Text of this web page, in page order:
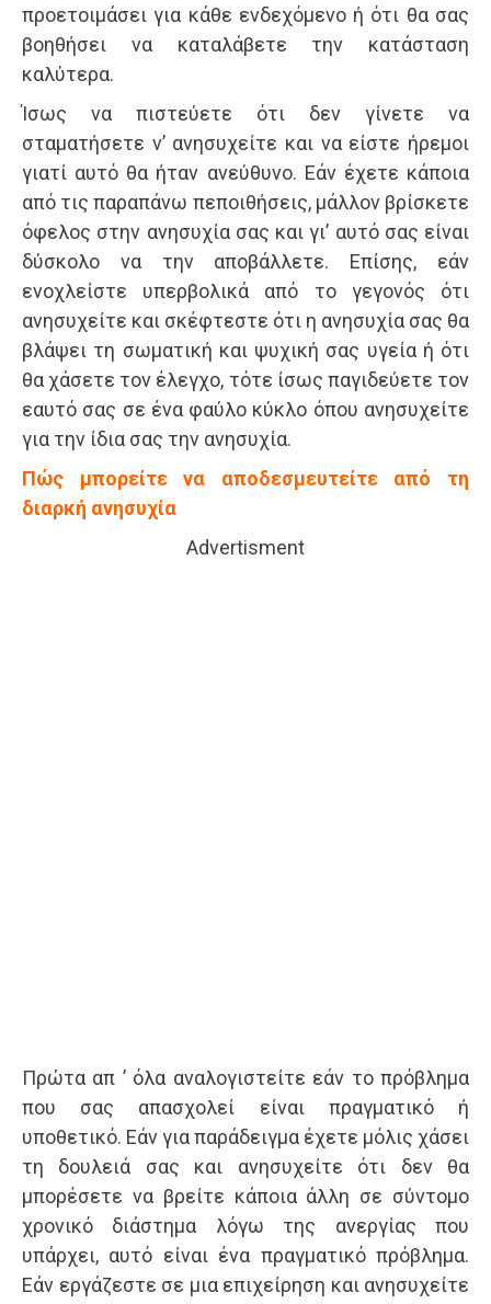
προετοιμάσει για κάθε ενδεχόμενο ή ότι θα σας
βοηθήσει να καταλάβετε την κατάσταση
καλύτερα.
Ίσως να πιστεύετε ότι δεν γίνετε να
σταματήσετε ν’ ανησυχείτε και να είστε ήρεμοι
γιατί αυτό θα ήταν ανεύθυνο. Εάν έχετε κάποια
από τις παραπάνω πεποιθήσεις, μάλλον βρίσκετε
όφελος στην ανησυχία σας και γι’ αυτό σας είναι
δύσκολο να την αποβάλλετε. Επίσης, εάν
ενοχλείστε υπερβολικά από το γεγονός ότι
ανησυχείτε και σκέφτεστε ότι η ανησυχία σας θα
βλάψει τη σωματική και ψυχική σας υγεία ή ότι
θα χάσετε τον έλεγχο, τότε ίσως παγιδεύετε τον
εαυτό σας σε ένα φαύλο κύκλο όπου ανησυχείτε
για την ίδια σας την ανησυχία.
Πώς μπορείτε να αποδεσμευτείτε από τη
διαρκή ανησυχία
Advertisment
Πρώτα απ ’ όλα αναλογιστείτε εάν το πρόβλημα
που σας απασχολεί είναι πραγματικό ή
υποθετικό. Εάν για παράδειγμα έχετε μόλις χάσει
τη δουλειά σας και ανησυχείτε ότι δεν θα
μπορέσετε να βρείτε κάποια άλλη σε σύντομο
χρονικό διάστημα λόγω της ανεργίας που
υπάρχει, αυτό είναι ένα πραγματικό πρόβλημα.
Εάν εργάζεστε σε μια επιχείρηση και ανησυχείτε